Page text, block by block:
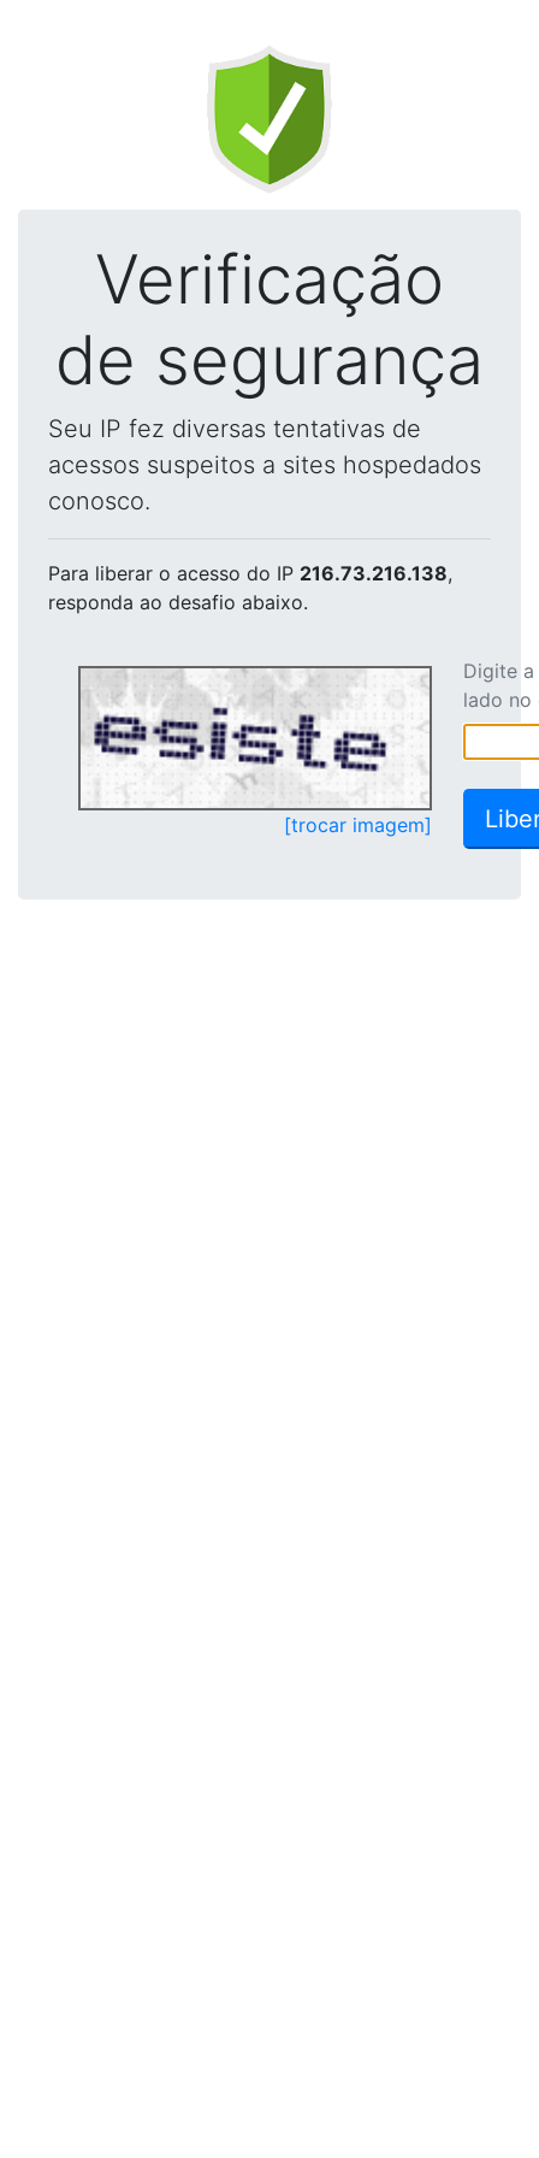
Verificação
de segurança
Seu IP fez diversas tentativas de
acessos suspeitos a sites hospedados
conosco.
Para liberar o acesso do IP 216.73.216.138,
responda ao desafio abaixo.
[trocar imagem]
Digite
lado no